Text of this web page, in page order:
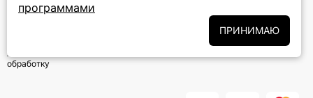
программами
ПРИНИМАЮ
обработку